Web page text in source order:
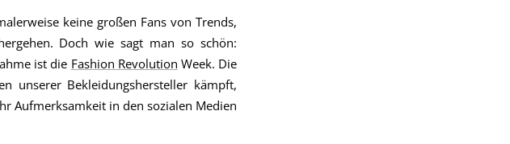
keine großen Fans von Trends,
Doch wie sagt man so schön:
ist die Fashion Revolution Week. Die
unserer Bekleidungshersteller kämpft,
Aufmerksamkeit in den sozialen Medien